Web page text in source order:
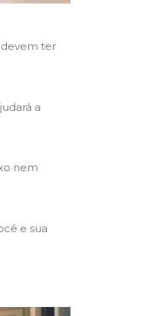
ter
a
nem
e sua